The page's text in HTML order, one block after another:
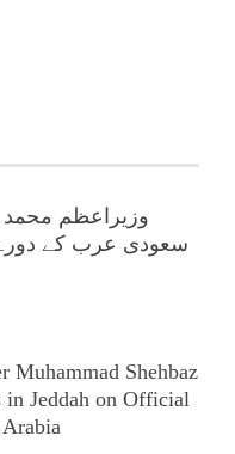
وزیراعظم
سعودی عرب کے
Muhammad Shehbaz
Jeddah on Official